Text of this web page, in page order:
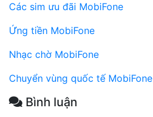
Các sim ưu đãi MobiFone
Ứng tiền MobiFone
Nhạc chờ MobiFone
Chuyển vùng quốc tế MobiFone
Bình luận